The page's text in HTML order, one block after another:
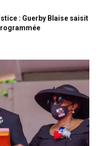
: Guerby Blaise saisit